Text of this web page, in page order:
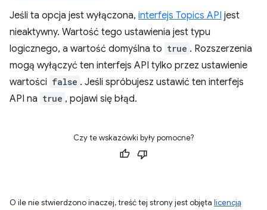
Jeśli ta opcja jest wyłączona, interfejs Topics API jest
nieaktywny. Wartość tego ustawienia jest typu
logicznego, a wartość domyślna to true . Rozszerzenia
mogą wyłączyć ten interfejs API tylko przez ustawienie
wartości false . Jeśli spróbujesz ustawić ten interfejs
API na true , pojawi się błąd.
Czy te wskazówki były pomocne?
O ile nie stwierdzono inaczej, treść tej strony jest objęta licencją